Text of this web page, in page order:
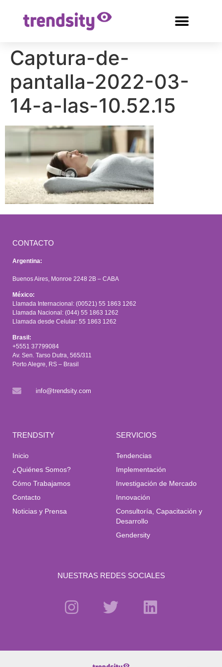
Captura-de-
pantalla-2022-03-
14-a-las-10.52.15
CONTACTO
Argentina:
Buenos Aires, Monroe 2248 2B – CABA
México:
Llamada Internacional: (00521) 55 1863 1262
Llamada Nacional: (044) 55 1863 1262
Llamada desde Celular: 55 1863 1262
Brasil:
+5551 37799084
Av. Sen. Tarso Dutra, 565/311
Porto Alegre, RS – Brasil
info@trendsity.com
TRENDSITY
Inicio
¿Quiénes Somos?
Cómo Trabajamos
Contacto
Noticias y Prensa
SERVICIOS
Tendencias
Implementación
Investigación de Mercado
Innovación
Consultoría, Capacitación y
Desarrollo
Gendersity
NUESTRAS REDES SOCIALES